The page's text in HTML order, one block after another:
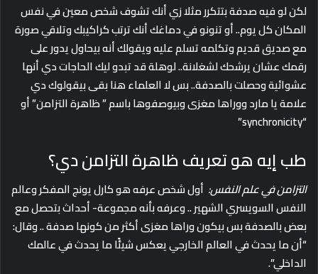
لكن لو فيه صدفة بتتكرر مثلا زي أنك تشوف شخص معين في نفس
المكان كل يوم.. أو تنونو في دماغك أنك ترتب كراكيبك وتلاقي صورة
مع صديق قديم وتكلمه تسلم عليه ويقولك أنه بيحاول يدور على
رقمك عشان يرشحك لشغلانة.. لوهلة قد تبدو ليك الحاجات دي أنها
عشوائية وحصلت بالصدفة.. بس لا العلماء هنا بقى بيقولوك دي
علامة يا مارد ووراها مغزى وبيوصفوها باسم ” ظاهرة التزامن” أو
“synchronicity”
طب إيه هو تعريف ظاهرة التزامن دي؟
التزامن في علم النفس: أول شخص عرفه هو كارل يونج المفكر وعالم
النفس السويسري الشهير .. وعرفه بأنه مجموعة- أحداث بتحصل مع
بعض بالصدفة بس بيكون وراها مغزى أكثر من كونها صدفة .. وقال:
“أن ما يحدث في العالم الخارجي يعكس شيئًا ما يحدث في عالمك
الداخلي”.